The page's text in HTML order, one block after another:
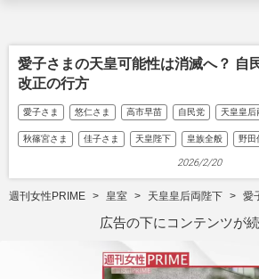
愛子さまの天皇可能性は消滅へ？ 自
改正の行方
愛子さま 悠仁さま 高市早苗 自民党 天皇皇后
秋篠宮さま 佳子さま 天皇陛下 皇族全般 野田
2026/2/20
週刊女性PRIME 皇室 天皇皇后両陛下 愛
広告の下にコンテンツが